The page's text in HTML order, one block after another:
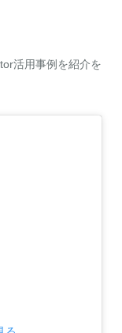
活用事例を紹介を